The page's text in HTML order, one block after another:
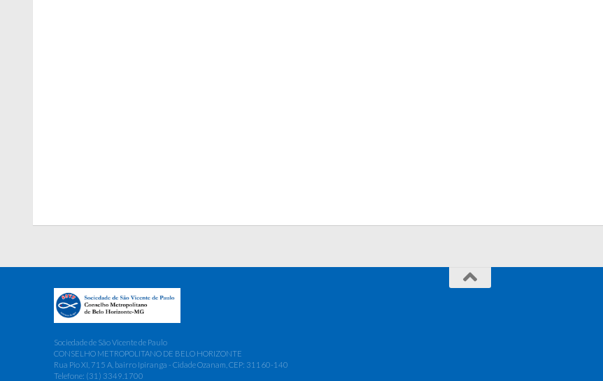
Sociedade de São Vicente de Paulo
CONSELHO METROPOLITANO DE BELO HORIZONTE
Rua Pio XI, 715 A, bairro Ipiranga - Cidade Ozanam, CEP: 31160-140
Telefone: (31) 3349.1700